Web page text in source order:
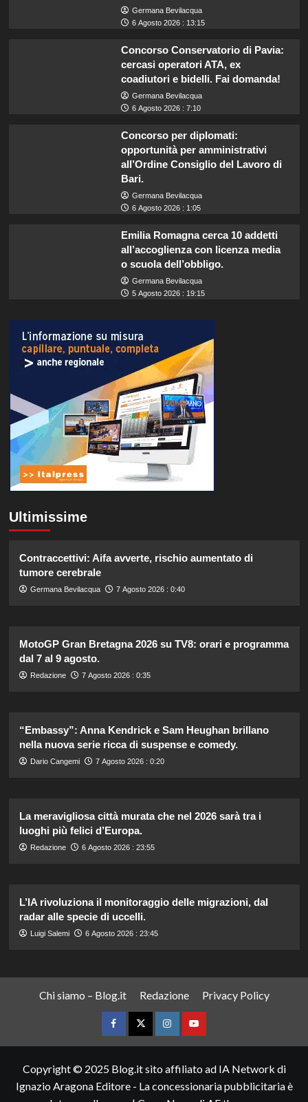
Germana Bevilacqua
6 Agosto 2026 : 13:15
Concorso Conservatorio di Pavia:
cercasi operatori ATA, ex
coadiutori e bidelli. Fai domanda!
Germana Bevilacqua
6 Agosto 2026 : 7:10
Concorso per diplomati:
opportunità per amministrativi
all’Ordine Consiglio del Lavoro di
Bari.
Germana Bevilacqua
6 Agosto 2026 : 1:05
Emilia Romagna cerca 10 addetti
all’accoglienza con licenza media
o scuola dell’obbligo.
Germana Bevilacqua
5 Agosto 2026 : 19:15
Ultimissime
Contraccettivi: Aifa avverte, rischio aumentato di
tumore cerebrale
Germana Bevilacqua 7 Agosto 2026 : 0:40
MotoGP Gran Bretagna 2026 su TV8: orari e programma
dal 7 al 9 agosto.
Redazione 7 Agosto 2026 : 0:35
“Embassy”: Anna Kendrick e Sam Heughan brillano
nella nuova serie ricca di suspense e comedy.
Dario Cangemi 7 Agosto 2026 : 0:20
La meravigliosa città murata che nel 2026 sarà tra i
luoghi più felici d’Europa.
Redazione 6 Agosto 2026 : 23:55
L’IA rivoluziona il monitoraggio delle migrazioni, dal
radar alle specie di uccelli.
Luigi Salemi 6 Agosto 2026 : 23:45
Chi siamo – Blog.it Redazione Privacy Policy
FacebookTwitterInstagramYouTube
Copyright © 2025 Blog.it sito affiliato ad IA Network di
Ignazio Aragona Editore - La concessionaria pubblicitaria è